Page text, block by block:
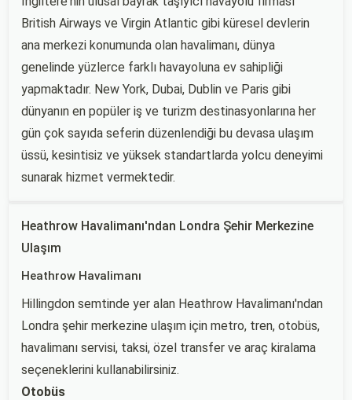
British Airways ve Virgin Atlantic gibi küresel devlerin
ana merkezi konumunda olan havalimanı, dünya
genelinde yüzlerce farklı havayoluna ev sahipliği
yapmaktadır. New York, Dubai, Dublin ve Paris gibi
dünyanın en popüler iş ve turizm destinasyonlarına her
gün çok sayıda seferin düzenlendiği bu devasa ulaşım
üssü, kesintisiz ve yüksek standartlarda yolcu deneyimi
sunarak hizmet vermektedir.
Heathrow Havalimanı'ndan Londra Şehir Merkezine
Ulaşım
Heathrow Havalimanı
Hillingdon semtinde yer alan Heathrow Havalimanı'ndan
Londra şehir merkezine ulaşım için metro, tren, otobüs,
havalimanı servisi, taksi, özel transfer ve araç kiralama
seçeneklerini kullanabilirsiniz.
Otobüs